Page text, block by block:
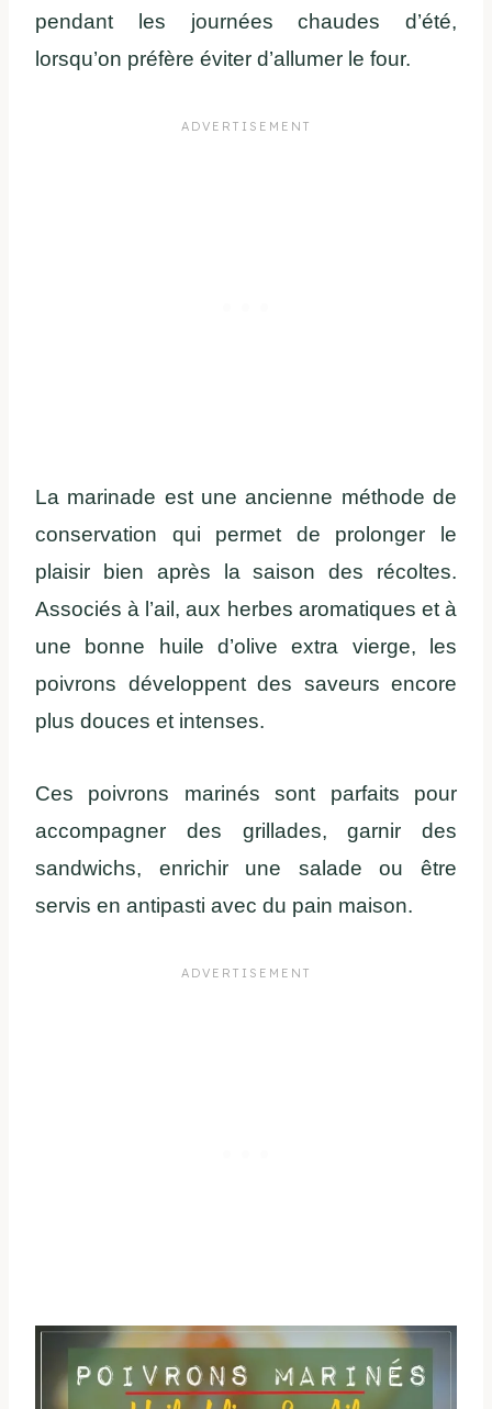
pendant les journées chaudes d’été,
lorsqu’on préfère éviter d’allumer le four.
La marinade est une ancienne méthode de
conservation qui permet de prolonger le
plaisir bien après la saison des récoltes.
Associés à l’ail, aux herbes aromatiques et à
une bonne huile d’olive extra vierge, les
poivrons développent des saveurs encore
plus douces et intenses.
Ces poivrons marinés sont parfaits pour
accompagner des grillades, garnir des
sandwichs, enrichir une salade ou être
servis en antipasti avec du pain maison.